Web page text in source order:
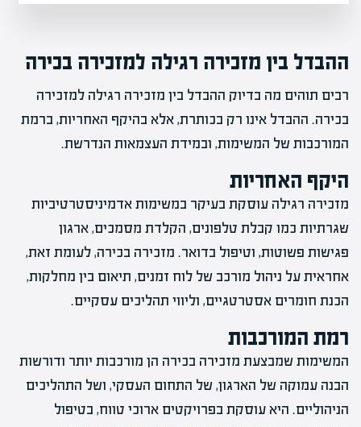
ההבדל בין מזכירה רגילה למזכירה בכירה
רבים תוהים מה בדיוק ההבדל בין מזכירה רגילה למזכירה
בכירה. ההבדל אינו רק בכותרת, אלא בהיקף האחריות, ברמת
המורכבות של המשימות, ובמידת העצמאות הנדרשת.
היקף האחריות
מזכירה רגילה עוסקת בעיקר במשימות אדמיניסטרטיביות
שגרתיות כמו קבלת טלפונים, הקלדת מסמכים, ארגון
פגישות פשוטות, וטיפול בדואר. מזכירה בכירה, לעומת זאת,
אחראית על ניהול מורכב של לוח זמנים, תיאום בין מחלקות,
הכנת חומרים אסטרטגיים, וליווי תהליכים עסקיים.
רמת המורכבות
המשימות שמבצעת מזכירה בכירה הן מורכבות יותר ודורשות
הבנה עמוקה של הארגון, של התחום העסקי, ושל התהליכים
הניהוליים. היא עוסקת בפרויקטים ארוכי טווח, בטיפול